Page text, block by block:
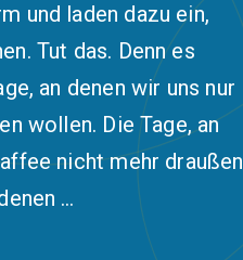
und laden dazu ein,
Tut das. Denn es
an denen wir uns nur
wollen. Die Tage, an
nicht mehr draußen
…